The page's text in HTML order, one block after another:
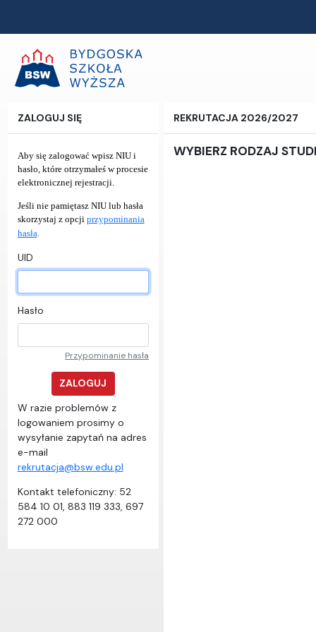
ZALOGUJ SIĘ
Aby się zalogować wpisz NIU i
hasło, które otrzymałeś w procesie
elektronicznej rejestracji.
Jeśli nie pamiętasz NIU lub hasła
skorzystaj z opcji przypominania
hasła
UID
Hasło
Przypominanie hasła
ZALOGUJ
W razie problemów z
logowaniem prosimy o
wysyłanie zapytań na adres
e-mail
rekrutacja@bsw.edu.pl
Kontakt telefoniczny: 52
584 10 01, 883 119 333, 697
272 000
REKRUTACJA 2026/2027
WYBIERZ RODZAJ